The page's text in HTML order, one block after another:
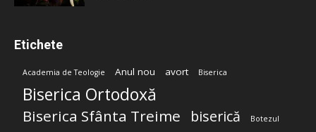
Etichete
Academia de Teologie Anul nou avort Biserica
Biserica Ortodoxă
Biserica Sfânta Treime biserică Botezul